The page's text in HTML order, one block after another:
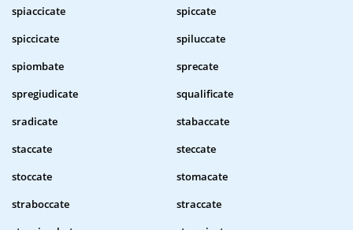
spiaccicate
spiccate
spiccicate
spiluccate
spiombate
sprecate
spregiudicate
squalificate
sradicate
stabaccate
staccate
steccate
stoccate
stomacate
straboccate
straccate